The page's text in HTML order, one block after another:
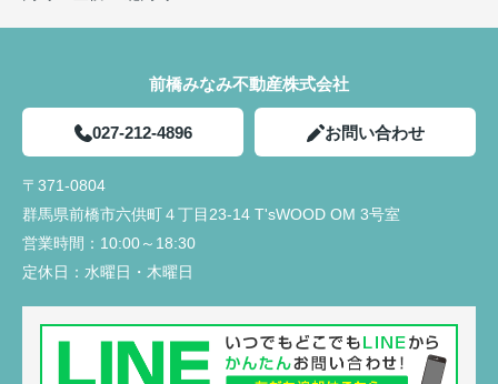
前橋みなみ不動産株式会社
027-212-4896 お問い合わせ
〒371-0804
群馬県前橋市六供町４丁目23‐14 T'sWOOD OM 3号室
営業時間： 10:00～18:30
定休日： 水曜日・木曜日